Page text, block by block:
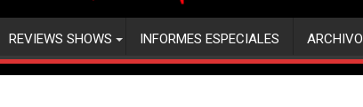
REVIEWS SHOWS INFORMES ESPECIALES ARCHIVO